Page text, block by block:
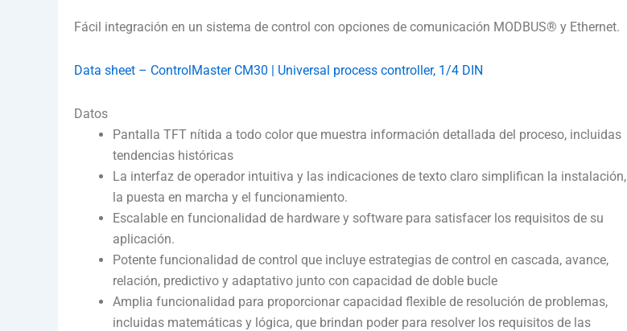
Fácil integración en un sistema de control con opciones de comunicación MODBUS® y Ethernet.
Data sheet – ControlMaster CM30 | Universal process controller, 1/4 DIN
Datos
Pantalla TFT nítida a todo color que muestra información detallada del proceso, incluidas
tendencias históricas
La interfaz de operador intuitiva y las indicaciones de texto claro simplifican la instalación,
la puesta en marcha y el funcionamiento.
Escalable en funcionalidad de hardware y software para satisfacer los requisitos de su
aplicación.
Potente funcionalidad de control que incluye estrategias de control en cascada, avance,
relación, predictivo y adaptativo junto con capacidad de doble bucle
Amplia funcionalidad para proporcionar capacidad flexible de resolución de problemas,
incluidas matemáticas y lógica, que brindan poder para resolver los requisitos de las